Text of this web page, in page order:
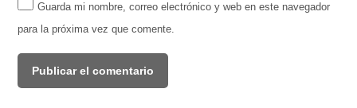
Guarda mi nombre, correo electrónico y web en este navegador
para la próxima vez que comente.